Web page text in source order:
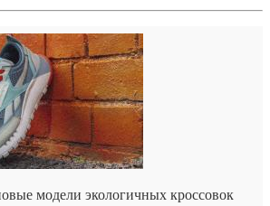
модели экологичных кроссовок